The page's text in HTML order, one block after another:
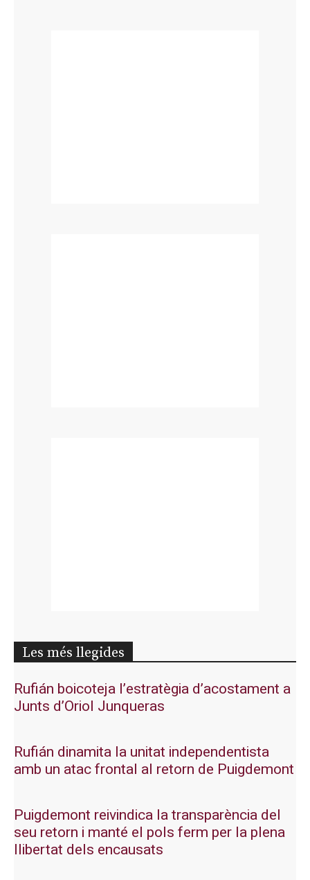
Les més llegides
Rufián boicoteja l’estratègia d’acostament a
Junts d’Oriol Junqueras
Rufián dinamita la unitat independentista
amb un atac frontal al retorn de Puigdemont
Puigdemont reivindica la transparència del
seu retorn i manté el pols ferm per la plena
llibertat dels encausats